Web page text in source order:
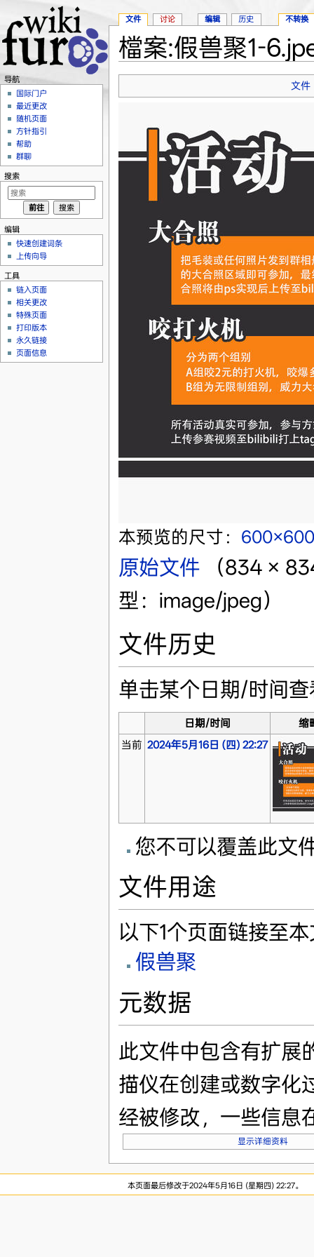
檔案:假兽聚1-
文件
本预览的尺寸：
原始文件‎
（834 ×
型：image/jpeg）
文件历史
单击某个日期/时间
日期/时间
缩
当前 2024年5月16日 (四) 22:27
您不可以覆盖此文
文件用途
以下1个页面链接至
假兽聚
元数据
此文件中包含有扩展
描仪在创建或数字化
经被修改，一些信息
显示详细资料
文件 讨论 编辑 历史 不转换
导航
国际门户
最近更改
随机页面
方针指引
帮助
群聊
搜索
编辑
快速创建词条
上传向导
工具
链入页面
相关更改
特殊页面
打印版本
永久链接
页面信息
本页面最后修改于2024年5月16日 (星期四) 22:27。